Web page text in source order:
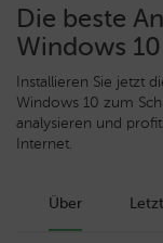
Die beste
Windows
Installieren Sie jetzt
Windows 10 zum
analysieren und
Internet.
Über